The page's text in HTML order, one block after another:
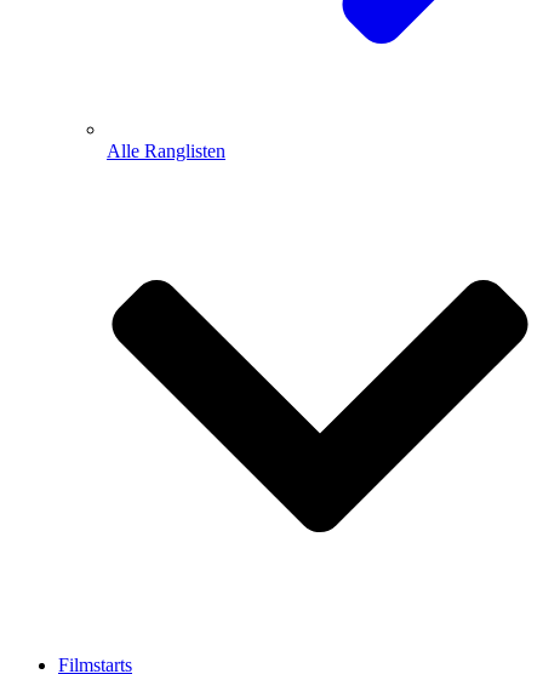
Alle Ranglisten
Filmstarts